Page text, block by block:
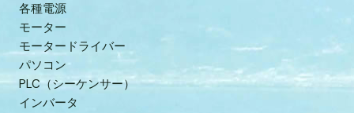
各種電源
モーター
モータードライバー
パソコン
PLC（シーケンサー）
インバータ